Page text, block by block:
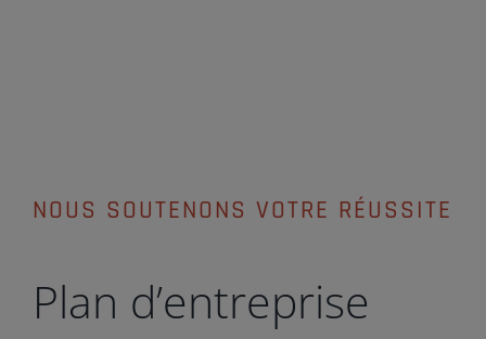
NOUS SOUTENONS VOTRE RÉUSSITE
Plan d’entreprise